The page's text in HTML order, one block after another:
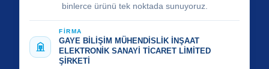
binlerce ürünü tek noktada sunuyoruz.
FİRMA
GAYE BİLİŞİM MÜHENDİSLİK İNŞAAT
ELEKTRONİK SANAYİ TİCARET LİMİTED
ŞİRKETİ